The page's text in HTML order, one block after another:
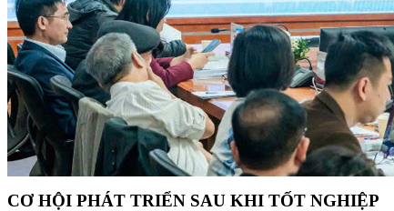
CƠ HỘI PHÁT TRIỂN SAU KHI TỐT NGHIỆP